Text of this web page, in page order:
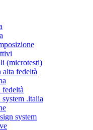
(microtesti)
alta fedeltà
.italia
system